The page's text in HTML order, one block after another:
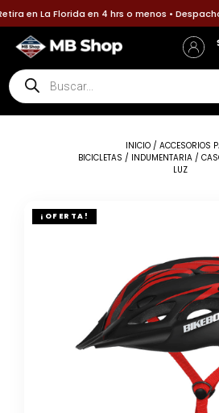
Ir
al
contenido
en La Florida en 4 hrs o menos •
Búsqueda
de
productos
INICIO / ACCESORIOS
BICICLETAS / INDUMENTARIA /
LUZ
¡OFERTA!